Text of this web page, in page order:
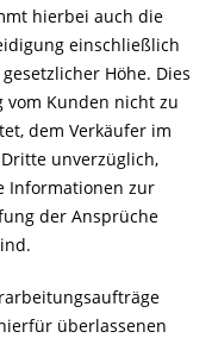
hierbei auch die
einschließlich
Höhe. Dies
vom Kunden nicht zu
dem Verkäufer im
unverzüglich,
Informationen zur
der Ansprüche
überlassenen